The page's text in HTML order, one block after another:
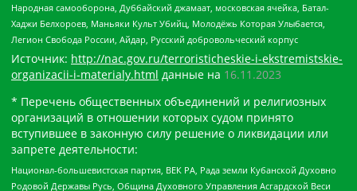
Народная самооборона, Дуббайский джамаат, московская ячейка, Батал-
Хаджи Белхороев, Маньяки Культ Убийц, Молодёжь Которая Улыбается,
Легион Свобода России, Айдар, Русский добровольческий корпус
Источник: http://nac.gov.ru/terroristicheskie-i-ekstremistskie-
organizacii-i-materialy.html данные на 16.11.2023
* Перечень общественных объединений и религиозных
организаций в отношении которых судом принято
вступившее в законную силу решение о ликвидации или
запрете деятельности:
Национал-большевистская партия, ВЕК РА, Рада земли Кубанской Духовно
Родовой Державы Русь, Община Духовного Управления Асгардской Веси